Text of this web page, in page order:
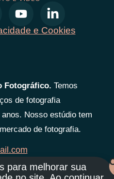
e Cookies
Fotográfico. Temos
de fotografia
Nosso estúdio tem
de fotografia.
para melhorar sua